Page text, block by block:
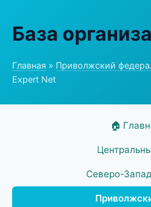
База
Главная » Приволжский
Expert Net
🏠
Северо-